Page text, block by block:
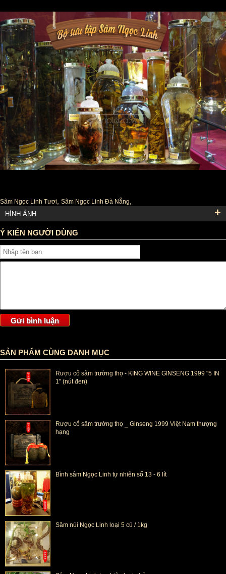
Sâm Ngọc Linh Tươi Sâm Ngọc Linh Đà Nẵng
HÌNH ẢNH +
Ý KIẾN NGƯỜI DÙNG
SẢN PHẨM CÙNG DANH MỤC
Rượu cổ sâm trường thọ - KING WINE GINSENG 1999 "5 IN
1" (nút đen)
Rượu cổ sâm trường thọ _ Ginseng 1999 Việt Nam thượng
hạng
Bình sâm Ngọc Linh tự nhiên số 13 - 6 lít
Sâm núi Ngọc Linh loại 5 củ / 1kg